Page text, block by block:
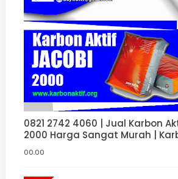
0821 2742 4060 | Jual Karbon
2000 Harga Sangat Murah |
00.00